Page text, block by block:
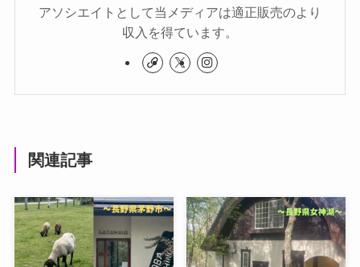
アソシエイトとして当メディアは適正販売のより
収入を得ています。
関連記事